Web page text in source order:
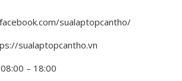
sualaptopcantho/
sualaptopcantho.vn
08:00 – 18:00